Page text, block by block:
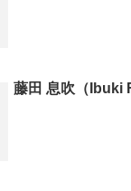
藤田 息吹（Ibuki